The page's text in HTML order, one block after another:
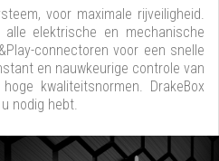
voor maximale rijveiligheid.
elektrische en mechanische
connectoren voor een snelle
en nauwkeurige controle van
kwaliteitsnormen. DrakeBox
nodig hebt.